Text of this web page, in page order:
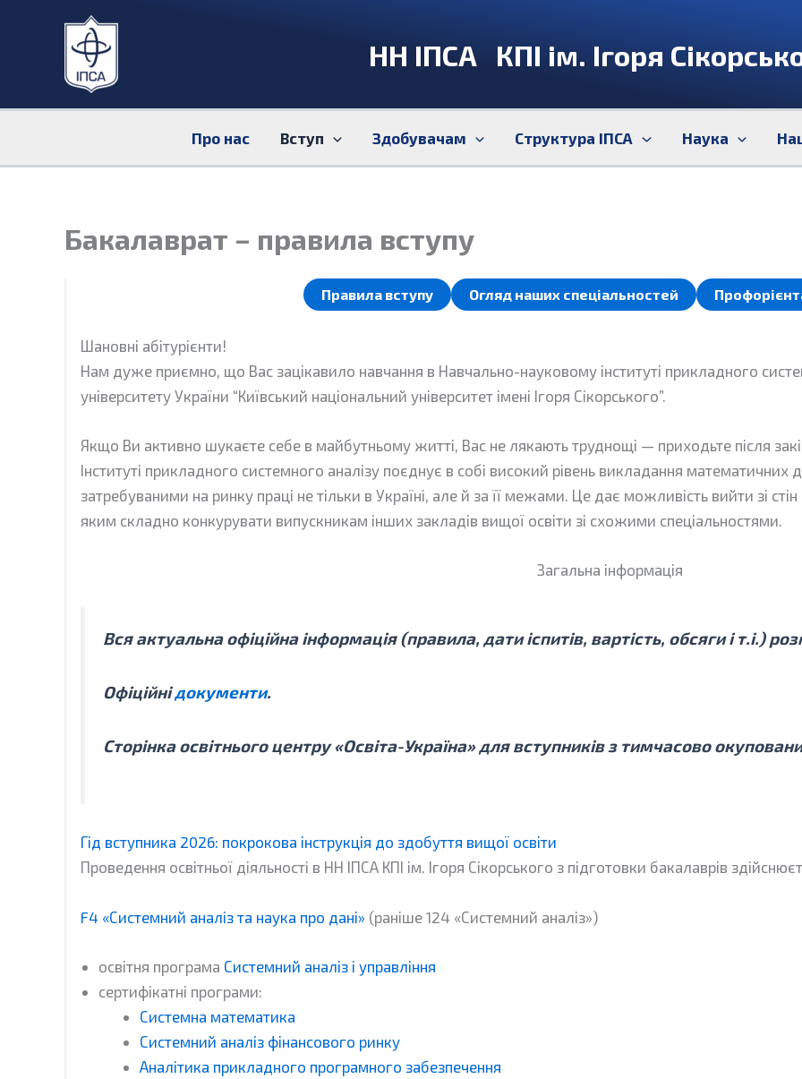
НН ІПСА КПІ ім. Ігоря
Про нас Вступ Здобувачам Структура ІПСА Наука
Бакалаврат – правила вступу
Правила вступу Огляд наших спеціальностей
Шановні абітурієнти!
Нам дуже приємно, що Вас зацікавило навчання в Навчально-науковому інституті прикладного
університету України “Київський національний університет імені Ігоря Сікорського”.
Якщо Ви активно шукаєте себе в майбутньому житті, Вас не лякають труднощі — приходьте після
Інституті прикладного системного аналізу поєднує в собі високий рівень викладання
затребуваними на ринку праці не тільки в Україні, але й за її межами. Це дає можливість вийти зі
яким складно конкурувати випускникам інших закладів вищої освіти зі схожими спеціальностями.
Загальна інформація
Вся актуальна офіційна інформація (правила, дати іспитів, вартість, обсяги і т.і.)
Офіційнідокументи.
Сторінка освітнього центру «Освіта-Україна» для вступників з тимчасово
Гід вступника 2026: покрокова інструкція до здобуття вищої освіти
Проведення освітньої діяльності в НН ІПСА КПІ ім. Ігоря Сікорського з підготовки бакалаврів
F4 «Системний аналіз та наука про дані» (раніше 124 «Системний аналіз»)
освітня програма Системний аналіз і управління
сертифікатні програми:
Системна математика
Системний аналіз фінансового ринку
Аналітика прикладного програмного забезпечення